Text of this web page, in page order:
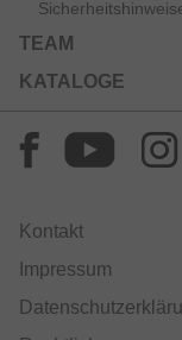
TEAM
KATALOGE
Kontakt
Impressum